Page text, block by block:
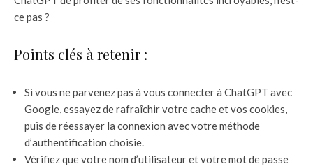
ce pas ?
Points clés à retenir :
Si vous ne parvenez pas à vous connecter à ChatGPT avec
Google, essayez de rafraîchir votre cache et vos cookies,
puis de réessayer la connexion avec votre méthode
d’authentification choisie.
Vérifiez que votre nom d’utilisateur et votre mot de passe